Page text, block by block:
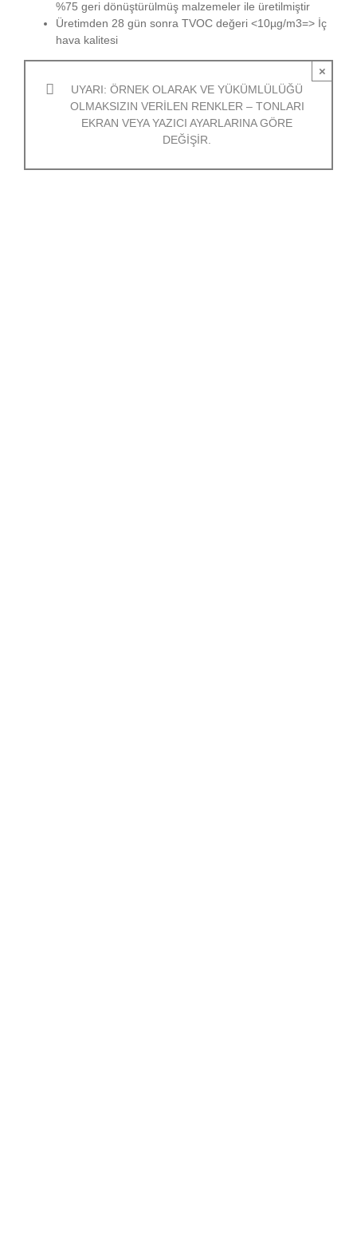
%75 geri dönüştürülmüş malzemeler ile üretilmiştir
Üretimden 28 gün sonra TVOC değeri <10µg/m3=> İç
hava kalitesi
UYARI: ÖRNEK OLARAK VE YÜKÜMLÜLÜĞÜ
OLMAKSIZIN VERILEN RENKLER – TONLARI
EKRAN VEYA YAZICI AYARLARINA GÖRE
DEĞIŞIR.
×